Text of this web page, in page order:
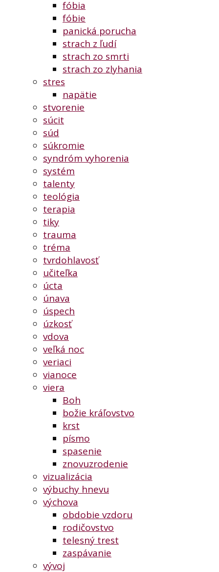
fóbia
fóbie
panická porucha
strach z ľudí
strach zo smrti
strach zo zlyhania
stres
napätie
stvorenie
súcit
súd
súkromie
syndróm vyhorenia
systém
talenty
teológia
terapia
tiky
trauma
tréma
tvrdohlavosť
učiteľka
úcta
únava
úspech
úzkosť
vdova
veľká noc
veriaci
vianoce
viera
Boh
božie kráľovstvo
krst
písmo
spasenie
znovuzrodenie
vizualizácia
výbuchy hnevu
výchova
obdobie vzdoru
rodičovstvo
telesný trest
zaspávanie
vývoj